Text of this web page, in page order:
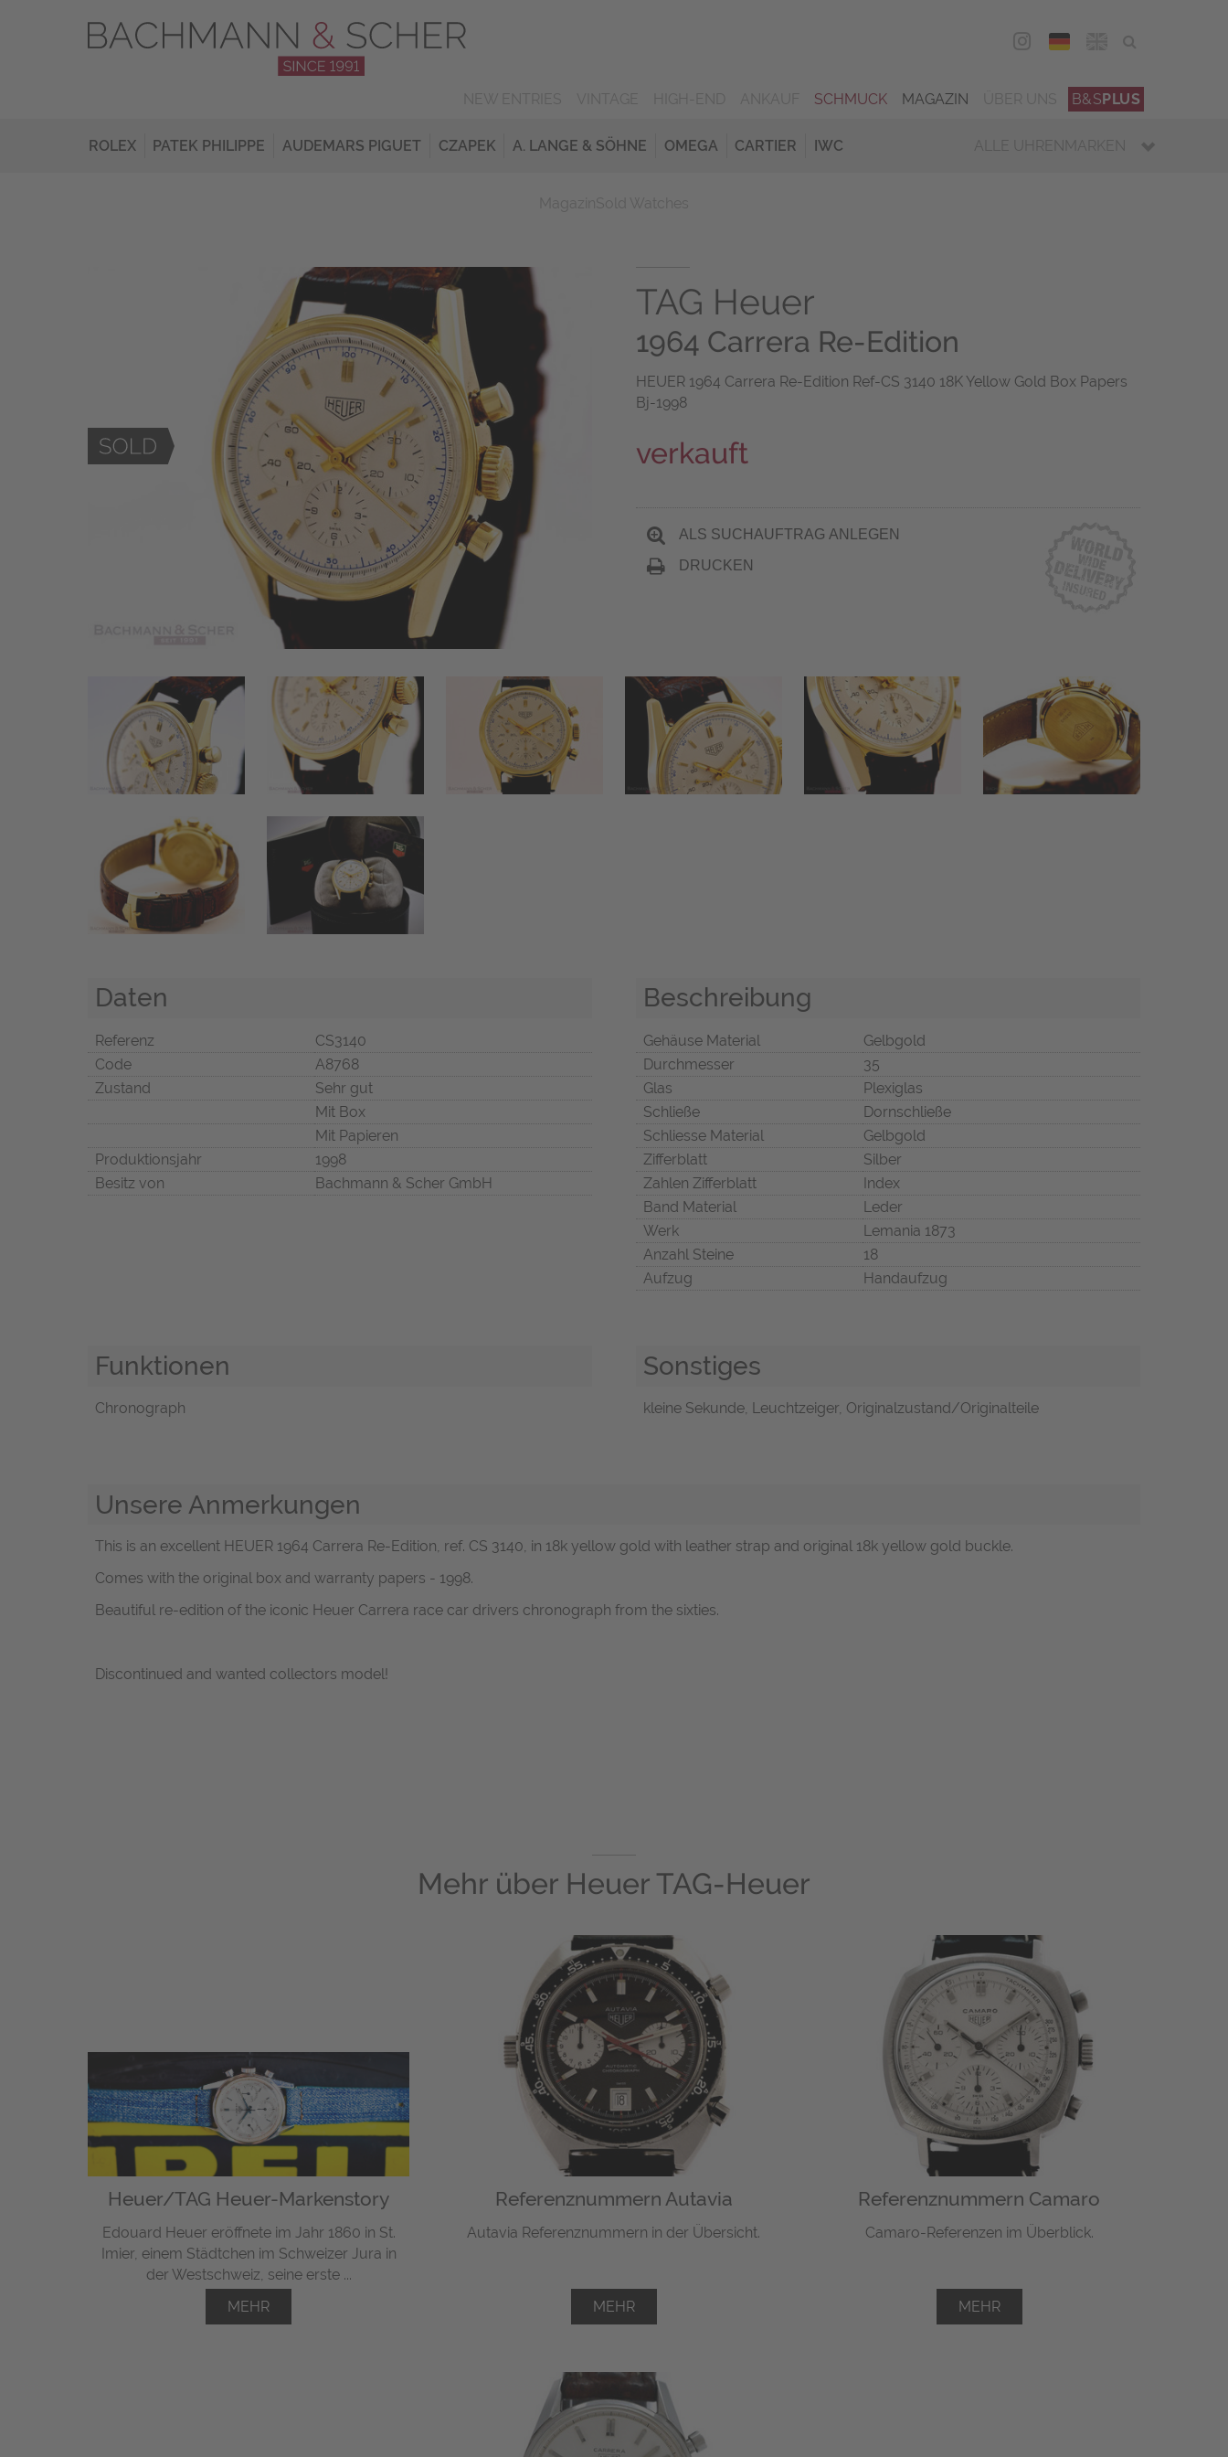
DEU
SCHMUCK MAGAZIN B&SPLUS
ROLEX PATEK PHILIPPE AUDEMARS PIGUET CZAPEK A. LANGE & SÖHNE OMEGA CARTIER IWC ALLE UHRENMARKEN
TAG Heuer
1964 Carrera Re-Edition
HEUER 1964 Carrera Re-Edition Ref-CS 3140 18K Yellow Gold Box Papers
Bj-1998
verkauft
ALS SUCHAUFTRAG ANLEGEN
DRUCKEN
Daten
Referenz
CS3140
Code
A8768
Zustand
Sehr gut
Mit Box
Mit Papieren
Produktionsjahr
1998
Besitz von
Bachmann & Scher GmbH
Beschreibung
Gehäuse Material
Gelbgold
Durchmesser
35
Glas
Plexiglas
Schließe
Dornschließe
Schliesse Material
Gelbgold
Zifferblatt
Silber
Zahlen Zifferblatt
Index
Band Material
Leder
Werk
Lemania 1873
Anzahl Steine
18
Aufzug
Handaufzug
Funktionen
Chronograph
Sonstiges
kleine Sekunde, Leuchtzeiger, Originalzustand/Originalteile
Unsere Anmerkungen
This is an excellent HEUER 1964 Carrera Re-Edition, ref. CS 3140, in 18k yellow gold with leather strap and original 18k yellow gold buckle.
Comes with the original box and warranty papers - 1998.
Beautiful re-edition of the iconic Heuer Carrera race car drivers chronograph from the sixties.
Discontinued and wanted collectors model!
Mehr über Heuer TAG-Heuer
Heuer/TAG Heuer-Markenstory
Edouard Heuer eröffnete im Jahr 1860 in St.
Imier, einem Städtchen im Schweizer Jura in
der Westschweiz, seine erste ...
MEHR
Referenznummern Autavia
Autavia Referenznummern in der Übersicht.
MEHR
Referenznummern Camaro
Camaro-Referenzen im Überblick.
MEHR